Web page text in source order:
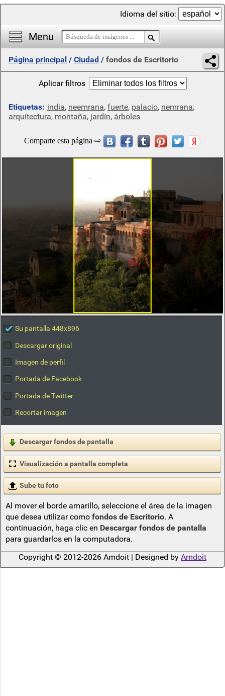
Menu
Idioma del sitio:
Página principal / Ciudad / fondos de Escritorio
Aplicar filtros
Etiquetas: india, neemrana, fuerte, palacio, nemrana,
arquitectura, montaña, jardín, árboles
Su pantalla 448x896
Descargar original
Imagen de perfil
Portada de Facebook
Portada de Twitter
Recortar imagen
Descargar fondos de pantalla
Visualización a pantalla completa
Sube tu foto
Al mover el borde amarillo, seleccione el área de la imagen
que desea utilizar como fondos de Escritorio. A
continuación, haga clic en Descargar fondos de pantalla
para guardarlos en la computadora.
Copyright © 2012-2026 Amdoit | Designed by Amdoit